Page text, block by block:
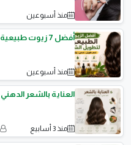
منذ أسبوعين
أفضل 7 زيوت طبيعية لتطويل الشعر وتكثيفه
منذ أسبوعين
العناية بالشعر الدهني
منذ 3 أسابيع